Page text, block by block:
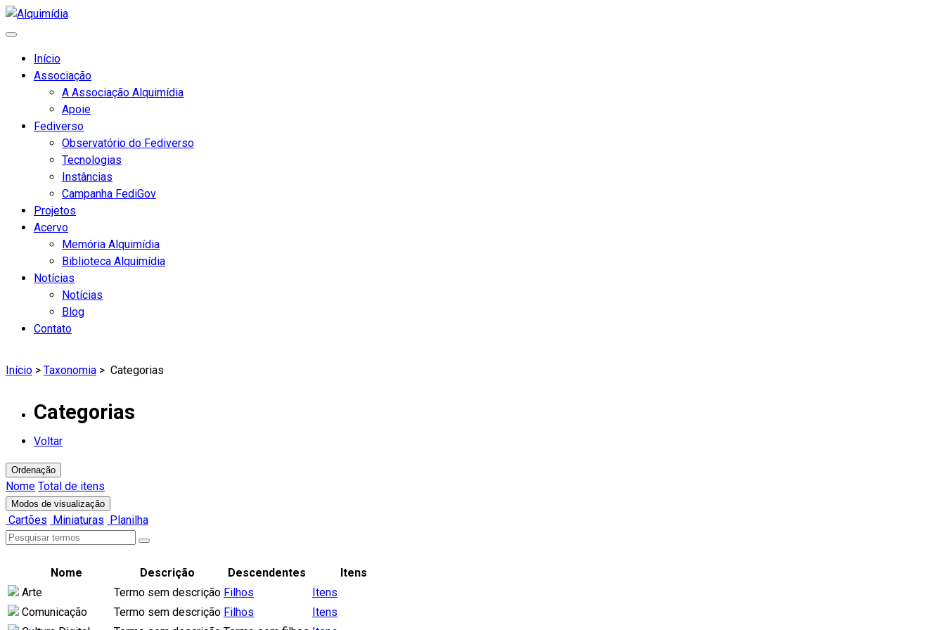
Início
Associação
A Associação Alquimídia
Apoie
Fediverso
Observatório do Fediverso
Tecnologias
Instâncias
Campanha FediGov
Projetos
Acervo
Memória Alquimídia
Biblioteca Alquimídia
Notícias
Notícias
Blog
Contato
Início > Taxonomia > Categorias
Categorias
Voltar
Ordenação
Nome Total de itens
Modos de visualização
Cartões Miniaturas Planilha
Nome Descrição Descendentes
Itens
Arte
Termo sem descrição Filhos
Itens
Comunicação
Termo sem descrição Filhos
Itens